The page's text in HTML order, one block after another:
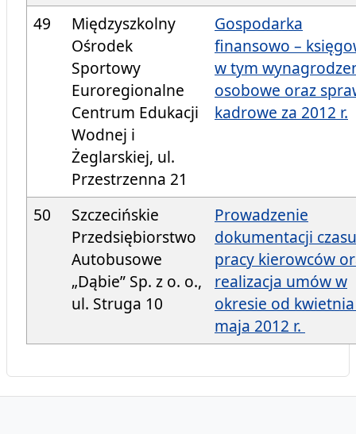
49
Międzyszkolny
Ośrodek
Sportowy
Euroregionalne
Centrum Edukacji
Wodnej i
Żeglarskiej, ul.
Przestrzenna 21
Gospodarka
finansowo –
w tym
osobowe oraz
kadrowe za 2012 r.
50
Szczecińskie
Przedsiębiorstwo
Autobusowe
„Dąbie” Sp. z o. o.,
ul. Struga 10
Prowadzenie
dokumentacji czasu
pracy kierowców
realizacja umów w
okresie od
maja 2012 r.